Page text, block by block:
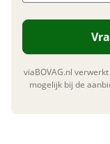
viaBOVAG.nl
mogelijk bij de